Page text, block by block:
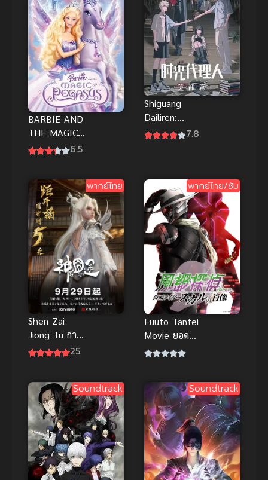
เต็ม
BARBIE AND
THE MAGIC
OF PEGASUS
เวทมนตร์แห่ง
พีกาซัส พากย์
ไทย
6.5
Shiguang
Dailiren:
Yingdu Pian7.8
พากย์ไทย
Shen Zai
Jiong Tu การ
เดินทางของ25
พากย์ไทย/ซับ
Fuuto Tantei
Movie ยอด
นักสืบแห่งฟู
พากย์ไทยดูดี
Soundtrack Soundtrack